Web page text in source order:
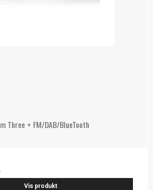
Three + FM/DAB/BlueTooth
Vis produkt